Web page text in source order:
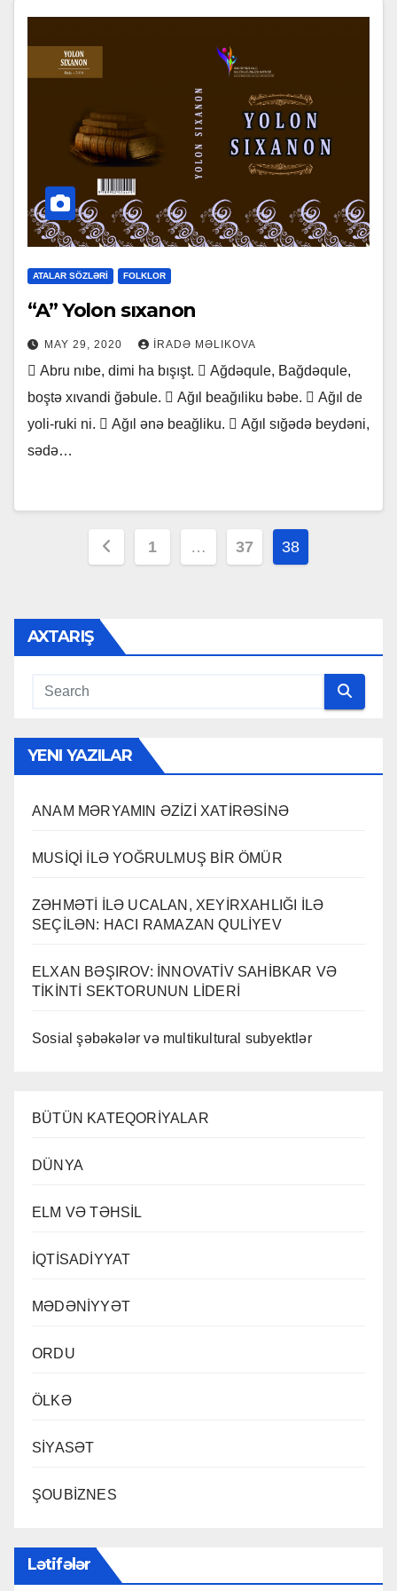
ATALAR SÖZLƏRİ FOLKLOR
“A” Yolon sıxanon
MAY 29, 2020 İRADƏ MƏLIKOVA
 Abru nıbe, dimi ha bışışt.  Ağdəqule, Bağdəqule,
boştə xıvandi ğəbule.  Ağıl beağıliku bəbe.  Ağıl de
yoli-ruki ni.  Ağıl ənə beağliku.  Ağıl sığədə beydəni,
sədə…
Posts
1 … 37 38
AXTARIŞ
YENI YAZILAR
ANAM MƏRYAMIN ƏZİZİ XATİRƏSİNƏ
MUSİQİ İLƏ YOĞRULMUŞ BİR ÖMÜR
ZƏHMƏTİ İLƏ UCALAN, XEYİRXAHLIĞI İLƏ
SEÇİLƏN: HACI RAMAZAN QULİYEV
ELXAN BƏŞIROV: İNNOVATİV SAHİBKAR VƏ
TİKİNTİ SEKTORUNUN LİDERİ
Sosial şəbəkələr və multikultural subyektlər
BÜTÜN KATEQORİYALAR
DÜNYA
ELM VƏ TƏHSİL
İQTİSADİYYAT
MƏDƏNİYYƏT
ORDU
ÖLKƏ
SİYASƏT
ŞOUBİZNES
Lətifələr